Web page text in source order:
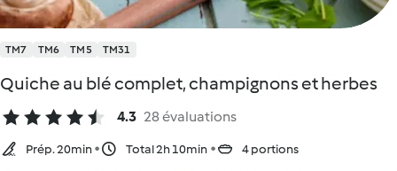
TM7 TM6 TM5 TM31
Quiche au blé complet, champignons et herbes
4.3 28 évaluations
Prép. 20min Total 2h 10min 4 portions